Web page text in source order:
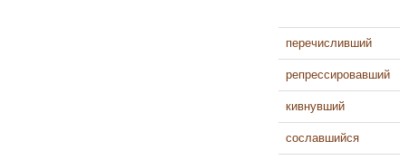
перечисливший
репрессировавший
кивнувший
сославшийся